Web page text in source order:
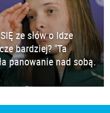
ze słów o Idze
bardziej? "Ta
panowanie nad sobą.